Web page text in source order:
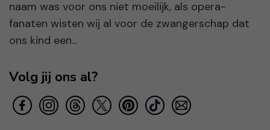
naam was voor ons niet moeilijk, als opera-
fanaten wisten wij al voor de zwangerschap dat
ons kind een...
Volg jij ons al?